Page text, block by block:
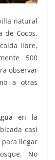
natural
de Cocos.
libre,
500
observar
a otras
en la
casi
para llegar
No